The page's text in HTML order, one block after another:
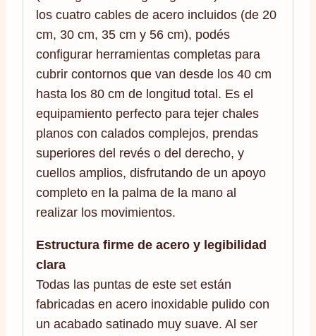
los cuatro cables de acero incluidos (de 20
cm, 30 cm, 35 cm y 56 cm), podés
configurar herramientas completas para
cubrir contornos que van desde los 40 cm
hasta los 80 cm de longitud total. Es el
equipamiento perfecto para tejer chales
planos con calados complejos, prendas
superiores del revés o del derecho, y
cuellos amplios, disfrutando de un apoyo
completo en la palma de la mano al
realizar los movimientos.
Estructura firme de acero y legibilidad
clara
Todas las puntas de este set están
fabricadas en acero inoxidable pulido con
un acabado satinado muy suave. Al ser